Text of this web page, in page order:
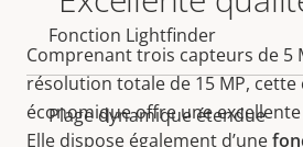
Comprenant trois capteurs de 5
résolution totale de 15 MP, cette
économique offre une excellente
Elle dispose également d’une
Fonction Lightfinder
Plage dynamique étendue